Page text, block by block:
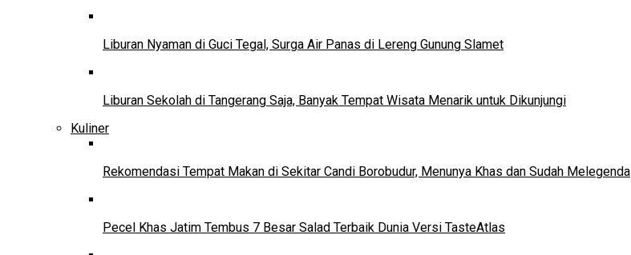
Liburan Nyaman di Guci Tegal, Surga Air Panas di Lereng Gunung Slamet
Liburan Sekolah di Tangerang Saja, Banyak Tempat Wisata Menarik untuk Dikunjungi
Kuliner
Rekomendasi Tempat Makan di Sekitar Candi Borobudur, Menunya Khas dan Sudah Melegenda
Pecel Khas Jatim Tembus 7 Besar Salad Terbaik Dunia Versi TasteAtlas